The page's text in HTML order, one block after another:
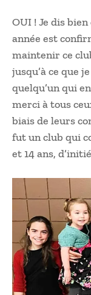
OUI ! Je dis
année est
maintenir ce
jusqu’à ce que
quelqu’un qui
merci à tous
biais de leurs
fut un club qui
et 14 ans,